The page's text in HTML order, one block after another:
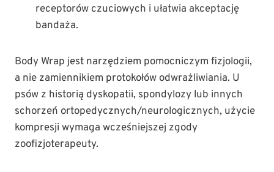
receptorów czuciowych i ułatwia akceptację
bandaża.
Body Wrap jest narzędziem pomocniczym fizjologii,
a nie zamiennikiem protokołów odwrażliwiania. U
psów z historią dyskopatii, spondylozy lub innych
schorzeń ortopedycznych/neurologicznych, użycie
kompresji wymaga wcześniejszej zgody
zoofizjoterapeuty.